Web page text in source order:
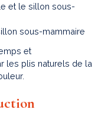
et le sillon sous-
sous-mammaire
et
les plis naturels de la